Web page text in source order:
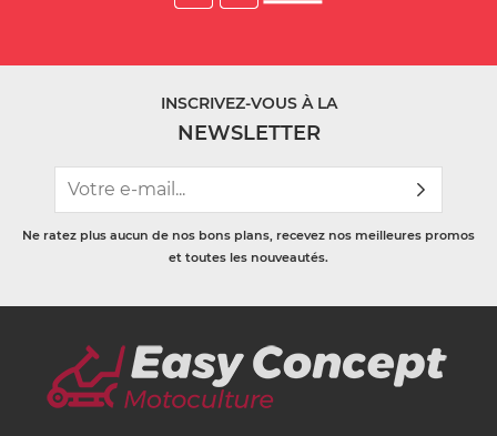
INSCRIVEZ-VOUS À LA
NEWSLETTER
Ne ratez plus aucun de nos bons plans, recevez nos meilleures promos
et toutes les nouveautés.